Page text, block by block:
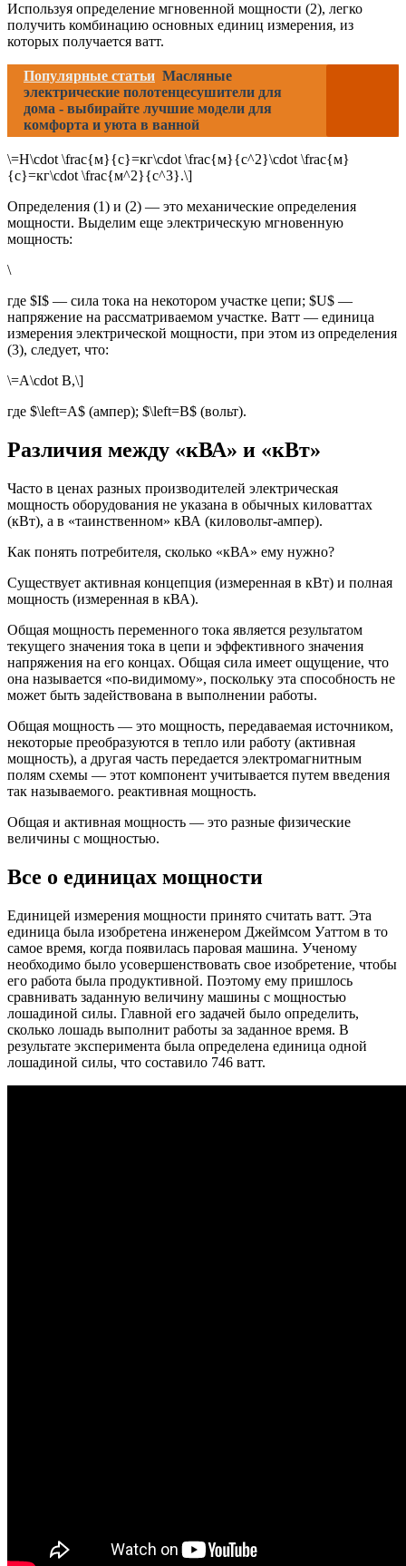
Используя определение мгновенной мощности (2), легко
получить комбинацию основных единиц измерения, из
которых получается ватт.
Популярные статьи Масляные
электрические полотенцесушители для
дома - выбирайте лучшие модели для
комфорта и уюта в ванной
\=Н\cdot \frac{м}{с}=кг\cdot \frac{м}{с^2}\cdot \frac{м}
{с}=кг\cdot \frac{м^2}{с^3}.\]
Определения (1) и (2) — это механические определения
мощности. Выделим еще электрическую мгновенную
мощность:
\
где $I$ — сила тока на некотором участке цепи; $U$ —
напряжение на рассматриваемом участке. Ватт — единица
измерения электрической мощности, при этом из определения
(3), следует, что:
\=А\cdot B,\]
где $\left=A$ (ампер); $\left=B$ (вольт).
Различия между «кВА» и «кВт»
Часто в ценах разных производителей электрическая
мощность оборудования не указана в обычных киловаттах
(кВт), а в «таинственном» кВА (киловольт-ампер).
Как понять потребителя, сколько «кВА» ему нужно?
Существует активная концепция (измеренная в кВт) и полная
мощность (измеренная в кВА).
Общая мощность переменного тока является результатом
текущего значения тока в цепи и эффективного значения
напряжения на его концах. Общая сила имеет ощущение, что
она называется «по-видимому», поскольку эта способность не
может быть задействована в выполнении работы.
Общая мощность — это мощность, передаваемая источником,
некоторые преобразуются в тепло или работу (активная
мощность), а другая часть передается электромагнитным
полям схемы — этот компонент учитывается путем введения
так называемого. реактивная мощность.
Общая и активная мощность — это разные физические
величины с мощностью.
Все о единицах мощности
Единицей измерения мощности принято считать ватт. Эта
единица была изобретена инженером Джеймсом Уаттом в то
самое время, когда появилась паровая машина. Ученому
необходимо было усовершенствовать свое изобретение, чтобы
его работа была продуктивной. Поэтому ему пришлось
сравнивать заданную величину машины с мощностью
лошадиной силы. Главной его задачей было определить,
сколько лошадь выполнит работы за заданное время. В
результате эксперимента была определена единица одной
лошадиной силы, что составило 746 ватт.